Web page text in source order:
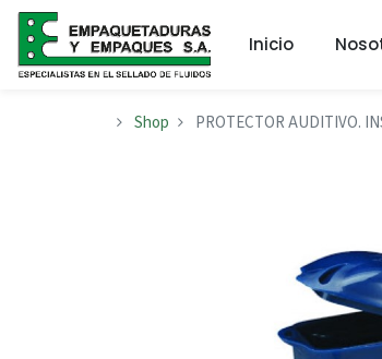
Inicio
Shop PROTECTOR AUDITIVO.